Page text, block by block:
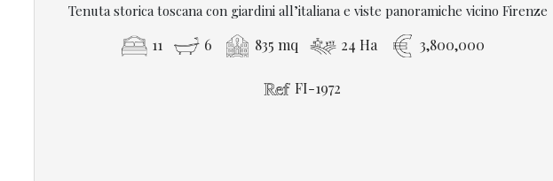
Tenuta storica toscana con giardini all’italiana e viste panoramiche vicino Firenze
11 6 835 mq 24 Ha 3,800,000
FI-1972